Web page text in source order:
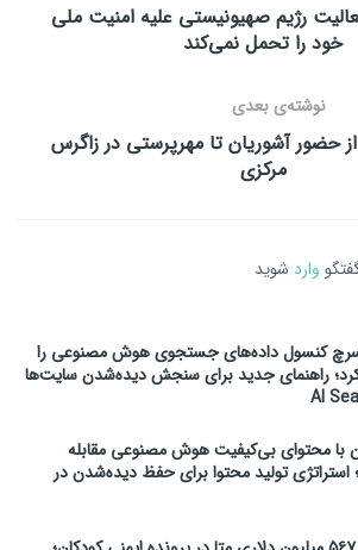
رژیم صهیونیستی علیه امنیت ملی
خود را تحمل نمی‌کند
نوشته‌ی بعدی
آشوریان تا مهرپرستی در زاگرس
مرکزی
وارد شوید
کنسول داده‌های جستجوی هوش مصنوعی را
راهنمای جدید برای سنجش دیده‌شدن سایت‌ها
با محتوای بی‌کیفیت هوش مصنوعی مقابله
استراتژی تولید محتوا برای حفظ دیده‌شدن در